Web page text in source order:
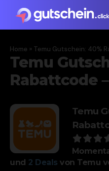
Temu
Rabattcode
Home » Temu Gutschein: 40%
Temu
und 2 Deals von Temu